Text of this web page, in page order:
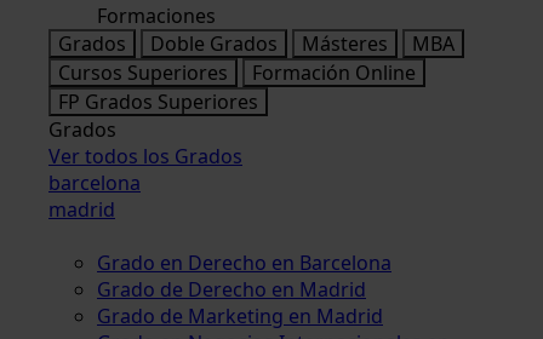
Formaciones
Grados
Doble Grados Másteres
MBA
Cursos Superiores
Formación Online
FP Grados Superiores
Grados
Ver todos los Grados
barcelona
madrid
Grado en Derecho en Barcelona
Grado de Derecho en Madrid
Grado de Marketing en Madrid